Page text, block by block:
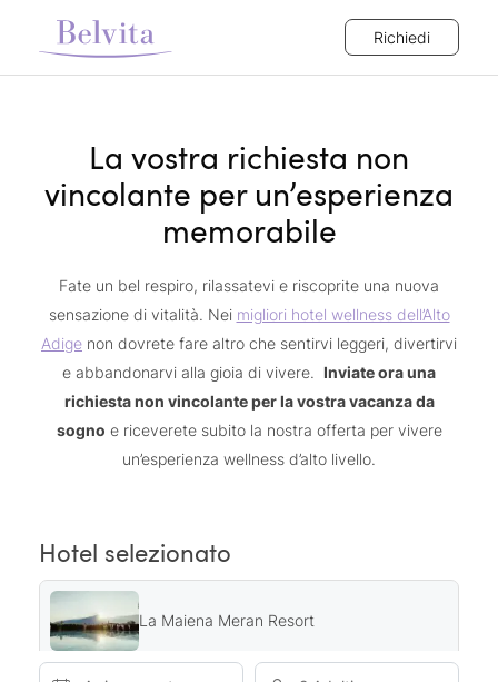
Richiedi
La vostra richiesta non
vincolante per un’esperienza
memorabile
Fate un bel respiro, rilassatevi e riscoprite una nuova
sensazione di vitalità. Nei migliori hotel wellness dell’Alto
Adige non dovrete fare altro che sentirvi leggeri, divertirvi
e abbandonarvi alla gioia di vivere. Inviate ora una
richiesta non vincolante per la vostra vacanza da
sogno e riceverete subito la nostra offerta per vivere
un’esperienza wellness d’alto livello.
Hotel selezionato
La Maiena Meran Resort